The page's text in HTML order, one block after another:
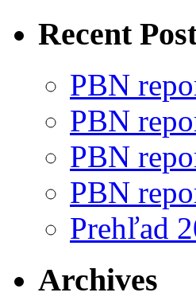
Recent
PBN
PBN
PBN
PBN
Prehľad
Archives